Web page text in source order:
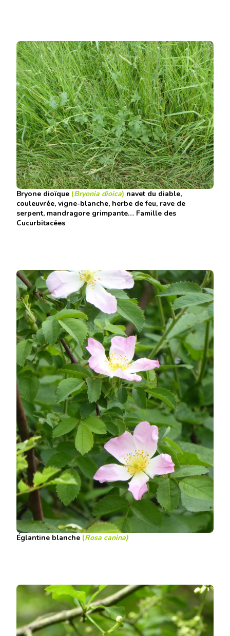
Bryone dioïque (Bryonia dioica) navet du diable,
couleuvrée, vigne-blanche, herbe de feu, rave de
serpent, mandragore grimpante… Famille des
Cucurbitacées
Églantine blanche (Rosa canina)